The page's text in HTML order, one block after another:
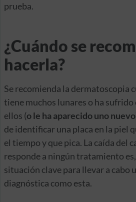
prueba.
¿Cuándo se
hacerla?
Se recomienda la dermatoscopia
tiene muchos lunares o ha sufrido
ellos (o le ha aparecido uno
de identificar una placa en la piel
el tiempo y que pica. La caída del
responde a ningún tratamiento
situación clave para llevar a cabo
diagnóstica como esta.